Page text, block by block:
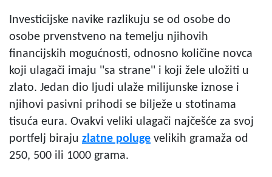
Investicijske navike razlikuju se od osobe do
osobe prvenstveno na temelju njihovih
financijskih mogućnosti, odnosno količine novca
koji ulagači imaju ''sa strane'' i koji žele uložiti u
zlato. Jedan dio ljudi ulaže milijunske iznose i
njihovi pasivni prihodi se bilježe u stotinama
tisuća eura. Ovakvi veliki ulagači najčešće za svoj
portfelj biraju zlatne poluge velikih gramaža od
250, 500 ili 1000 grama.